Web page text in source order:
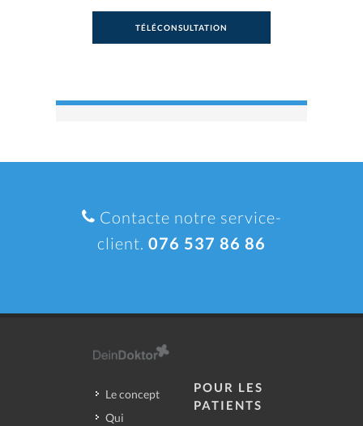
TÉLÉCONSULTATION
Contacte notre service-
client. 076 537 86 86
Le concept
Qui
POUR LES
PATIENTS